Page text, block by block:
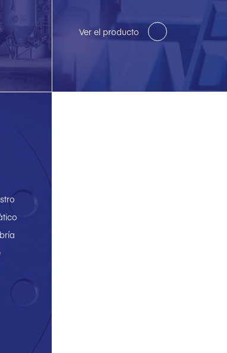
Ver el producto